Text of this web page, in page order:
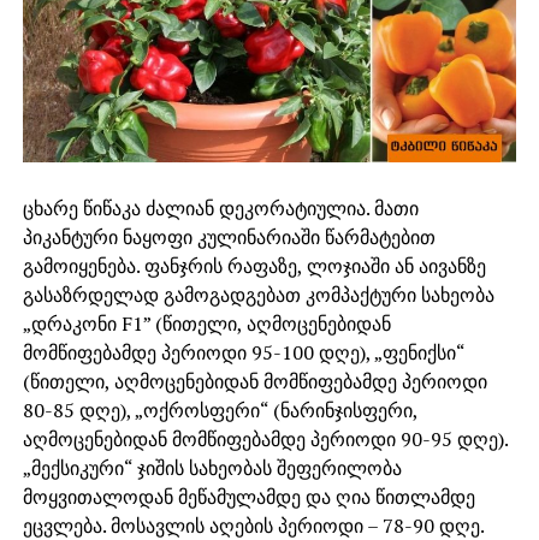
ცხარე წიწაკა ძალიან დეკორატიულია. მათი
პიკანტური ნაყოფი კულინარიაში წარმატებით
გამოიყენება. ფანჯრის რაფაზე, ლოჯიაში ან აივანზე
გასაზრდელად გამოგადგებათ კომპაქტური სახეობა
„დრაკონი F1” (წითელი, აღმოცენებიდან
მომწიფებამდე პერიოდი 95-100 დღე), „ფენიქსი“
(წითელი, აღმოცენებიდან მომწიფებამდე პერიოდი
80-85 დღე), „ოქროსფერი“ (ნარინჯისფერი,
აღმოცენებიდან მომწიფებამდე პერიოდი 90-95 დღე).
„მექსიკური“ ჯიშის სახეობას შეფერილობა
მოყვითალოდან მეწამულამდე და ღია წითლამდე
ეცვლება. მოსავლის აღების პერიოდი – 78-90 დღე.